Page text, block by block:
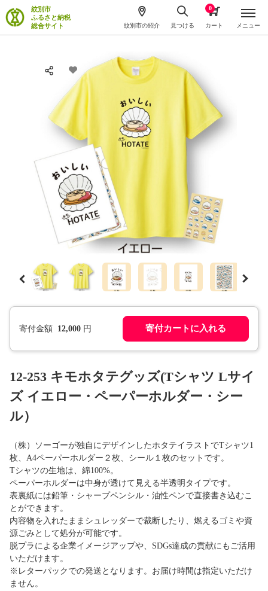
紋別市
ふるさと納税
総合サイト
紋別市の紹介 見つける カート
0
メニュー
寄付金額 12,000 円 寄付カートに入れる
12-253 キモホタテグッズ(Tシャツ Lサイ
ズ イエロー・ペーパーホルダー・シー
ル）
（株）ソーゴーが独自にデザインしたホタテイラストでTシャツ1
枚、A4ペーパーホルダー２枚、シール１枚のセットです。
Tシャツの生地は、綿100%。
ペーパーホルダーは中身が透けて見える半透明タイプです。
表裏紙には鉛筆・シャープペンシル・油性ペンで直接書き込むこ
とができます。
内容物を入れたままシュレッダーで裁断したり、燃えるゴミや資
源ごみとして処分が可能です。
脱プラによる企業イメージアップや、SDGs達成の貢献にもご活用
いただけます。
※レターパックでの発送となります。お届け時間は指定いただけ
ません。